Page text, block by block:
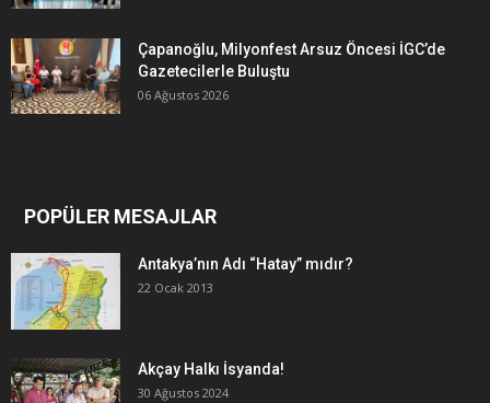
Çapanoğlu, Milyonfest Arsuz Öncesi İGC’de
Gazetecilerle Buluştu
06 Ağustos 2026
POPÜLER MESAJLAR
Antakya’nın Adı “Hatay” mıdır?
22 Ocak 2013
Akçay Halkı İsyanda!
30 Ağustos 2024